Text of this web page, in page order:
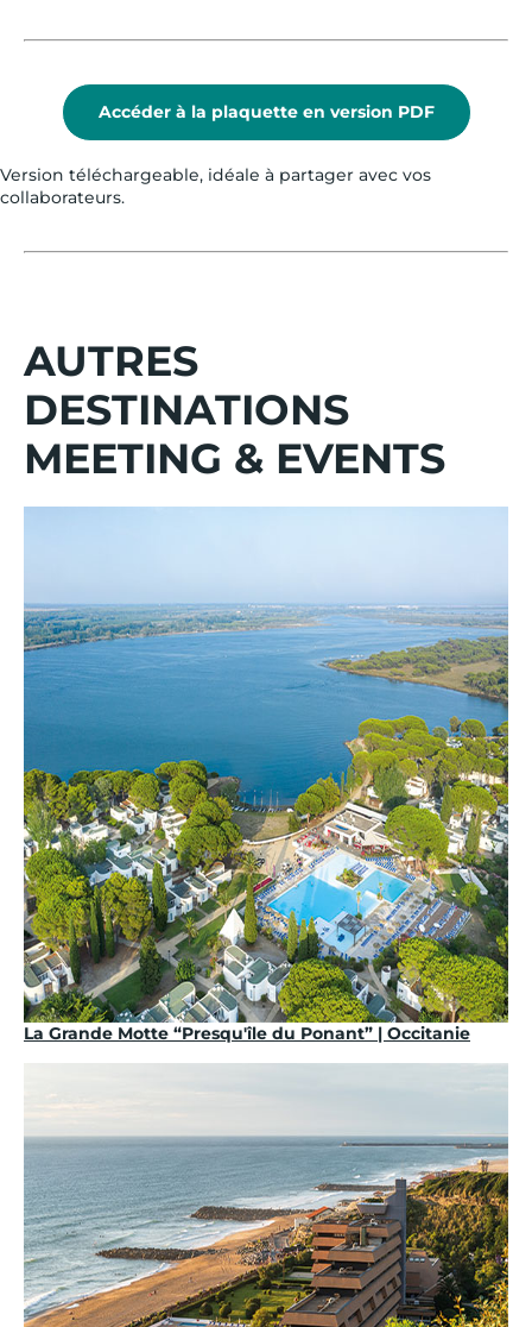
Accéder à la plaquette en version PDF
Version téléchargeable, idéale à partager avec vos
collaborateurs.
AUTRES
DESTINATIONS
MEETING & EVENTS
La Grande Motte “Presqu'île du Ponant” | Occitanie